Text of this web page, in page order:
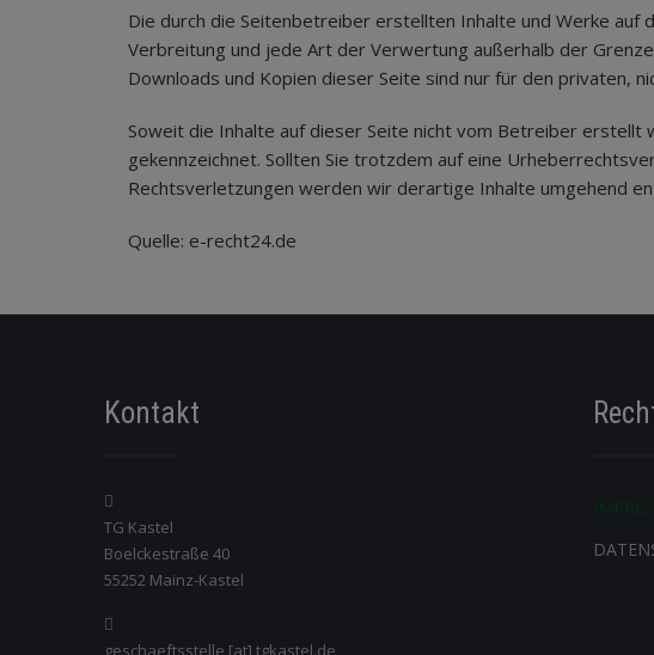
Die durch die Seitenbetreiber erstellten Inhalte und Werke
Verbreitung und jede Art der Verwertung außerhalb der
Downloads und Kopien dieser Seite sind nur für den privaten,
Soweit die Inhalte auf dieser Seite nicht vom Betreiber
gekennzeichnet. Sollten Sie trotzdem auf eine
Rechtsverletzungen werden wir derartige Inhalte umgehend
Quelle: e-recht24.de
Kontakt
TG Kastel
Boelckestraße 40
55252 Mainz-Kastel
geschaeftsstelle [at] tgkastel.de